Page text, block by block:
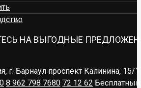
НА ВЫГОДНЫЕ
г. Барнаул проспект Калинина, 15/1
8 962 798 7680 72 12 62